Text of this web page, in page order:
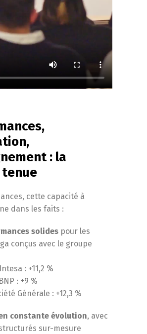
: la
tenue
cette capacité à
dans les faits :
solides pour les
conçus avec le groupe
: +11,2 %
: +9 %
Générale : +12,3 %
constante évolution, avec
sur-mesure